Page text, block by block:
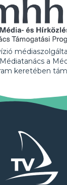
a
keretében